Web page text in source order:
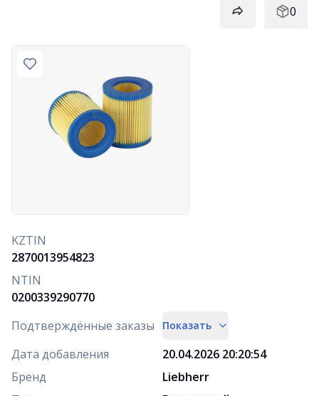
0
KZTIN
2870013954823
NTIN
0200339290770
Подтверждённые заказы
Показать
Дата добавления
20.04.2026 20:20:54
Бренд
Liebherr